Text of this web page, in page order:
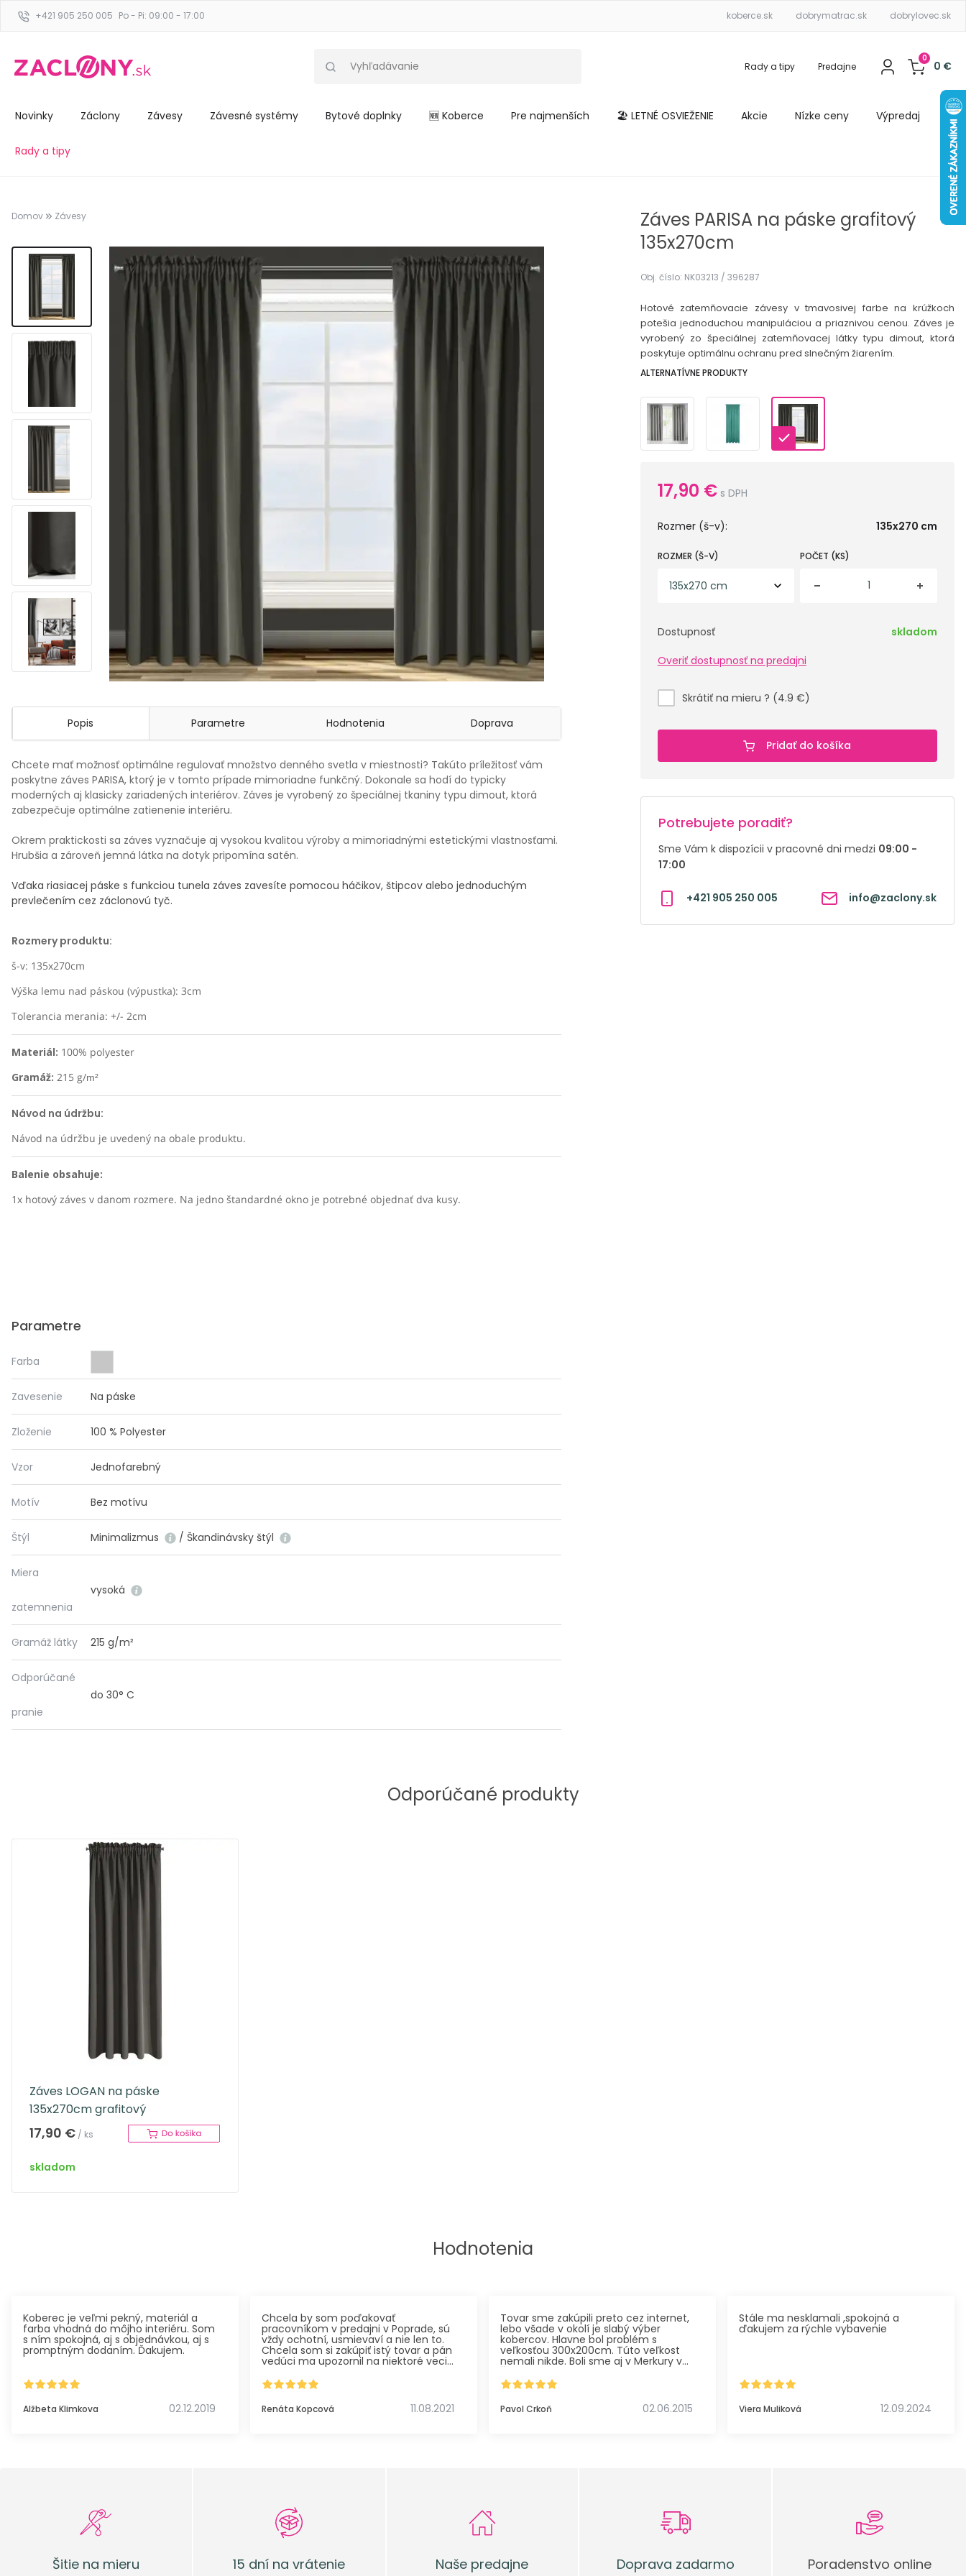
+421 905 250 005 Po - Pi: 09:00 - 17:00 koberce.sk dobrymatrac.sk dobrylovec.sk
Rady a tipy Predajne
0
0 €
Novinky Záclony Závesy Závesné systémy Bytové doplnky 🆕 Koberce Pre najmenších 🏖️ LETNÉ OSVIEŽENIE Akcie Nízke ceny Výpredaj
Rady a tipy
Domov Závesy
Popis Parametre Hodnotenia Doprava
Chcete mať možnosť optimálne regulovať množstvo denného svetla v miestnosti? Takúto príležitosť vám
poskytne záves PARISA, ktorý je v tomto prípade mimoriadne funkčný. Dokonale sa hodí do typicky
moderných aj klasicky zariadených interiérov. Záves je vyrobený zo špeciálnej tkaniny typu dimout, ktorá
zabezpečuje optimálne zatienenie interiéru.
Okrem praktickosti sa záves vyznačuje aj vysokou kvalitou výroby a mimoriadnými estetickými vlastnosťami.
Hrubšia a zároveň jemná látka na dotyk pripomína satén.
Vďaka riasiacej páske s funkciou tunela záves zavesíte pomocou háčikov, štipcov alebo jednoduchým
prevlečením cez záclonovú tyč.
Rozmery produktu:
š-v: 135x270cm
Výška lemu nad páskou (výpustka): 3cm
Tolerancia merania: +/- 2cm
Materiál: 100% polyester
Gramáž: 215 g/m²
Návod na údržbu:
Návod na údržbu je uvedený na obale produktu.
Balenie obsahuje:
1x hotový záves v danom rozmere. Na jedno štandardné okno je potrebné objednať dva kusy.
Parametre
Farba
Zavesenie Na páske
Zloženie 100 % Polyester
Vzor Jednofarebný
Motív Bez motívu
Štýl Minimalizmus / Škandinávsky štýl
Miera
zatemnenia
vysoká
Gramáž látky 215 g/m²
Odporúčané
pranie
do 30° C
Záves PARISA na páske grafitový
135x270cm
Obj. číslo: NK03213 / 396287
Hotové zatemňovacie závesy v tmavosivej farbe na krúžkoch
potešia jednoduchou manipuláciou a priaznivou cenou. Záves je
vyrobený zo špeciálnej zatemňovacej látky typu dimout, ktorá
poskytuje optimálnu ochranu pred slnečným žiarením.
ALTERNATÍVNE PRODUKTY
17,90 €s DPH
Rozmer (š-v): 135x270 cm
ROZMER (Š-V) POČET (KS)
Dostupnosť
skladom
Overiť dostupnosť na predajni
Skrátiť na mieru ? (4.9 €)
Pridať do košíka
Potrebujete poradiť?
Sme Vám k dispozícii v pracovné dni medzi 09:00 -
17:00
+421 905 250 005 info@zaclony.sk
Odporúčané produkty
Záves LOGAN na páske
135x270cm grafitový
17,90 € / ks
skladom
Hodnotenia
Koberec je veľmi pekný, materiál a
farba vhodná do môjho interiéru. Som
s ním spokojná, aj s objednávkou, aj s
promptným dodaním. Ďakujem.
Alžbeta Klimkova 02.12.2019
Chcela by som poďakovať
pracovníkom v predajni v Poprade, sú
vždy ochotní, usmievaví a nie len to.
Chcela som si zakúpiť istý tovar a pán
vedúci ma upozornil na niektoré veci
životnosťou, na základe čoho som sa
správne rozhodla a kúpila vhodnú
podlahovú krytinu. Vďaka tomu som
predišla nie len zbytočným nákladom
Renáta Kopcová 11.08.2021
Tovar sme zakúpili preto cez internet,
lebo všade v okolí je slabý výber
kobercov. Hlavne bol problém s
veľkosťou 300x200cm. Túto veľkost
nemali nikde. Boli sme aj v Merkury v
Ostatným by som odporučil tento
spôsbom nákupu pre spoľahlivosť aj
pre výhodné ceny a taktiež dodávka
Pavol Crkoň 02.06.2015
Stále ma nesklamali ,spokojná a
ďakujem za rýchle vybavenie
Viera Muliková 12.09.2024
Šitie na mieru 15 dní na vrátenie Naše predajne Doprava zadarmo Poradenstvo online